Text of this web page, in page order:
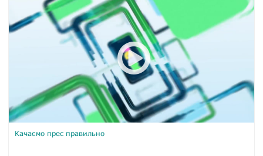
Качаємо прес правильно